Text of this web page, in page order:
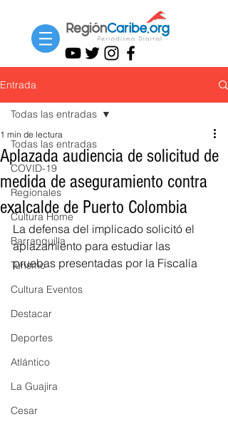
Entrada
Todas las entradas
COVID-19
Regionales
Cultura Home
Barranquilla
Turismo
Cultura Eventos
Destacar
Deportes
Atlántico
La Guajira
Cesar
Todas las entradas
Aplazada audiencia de solicitud de
medida de aseguramiento contra
exalcalde de Puerto Colombia
1 min de lectura
La defensa del implicado solicitó el
aplazamiento para estudiar las
pruebas presentadas por la Fiscalía